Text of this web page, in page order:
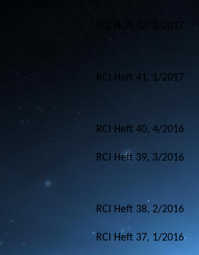
RCI Heft 42, 2/2017
RCI Heft 41, 1/2017
RCI Heft 40, 4/2016
RCI Heft 39, 3/2016
RCI Heft 38, 2/2016
RCI Heft 37, 1/2016